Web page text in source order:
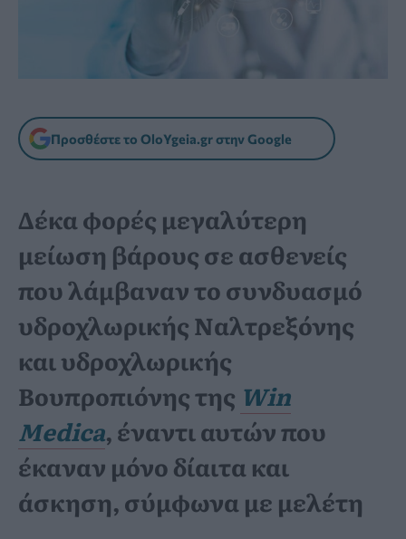
Προσθέστε το OloYgeia.gr στην Google
Δέκα φορές μεγαλύτερη
μείωση βάρους σε ασθενείς
που λάμβαναν το συνδυασμό
υδροχλωρικής Ναλτρεξόνης
και υδροχλωρικής
Βουπροπιόνης της Win
Medica, έναντι αυτών που
έκαναν μόνο δίαιτα και
άσκηση, σύμφωνα με μελέτη